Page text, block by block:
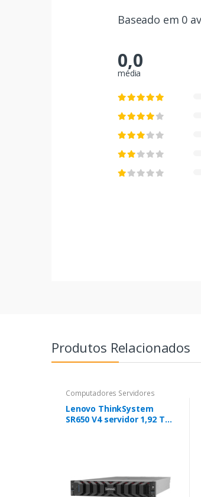
Baseado em 0
0,0
média
Produtos Relacionados
Computadores Servidores
Lenovo ThinkSystem
SR650 V4 servidor 1,92 TB